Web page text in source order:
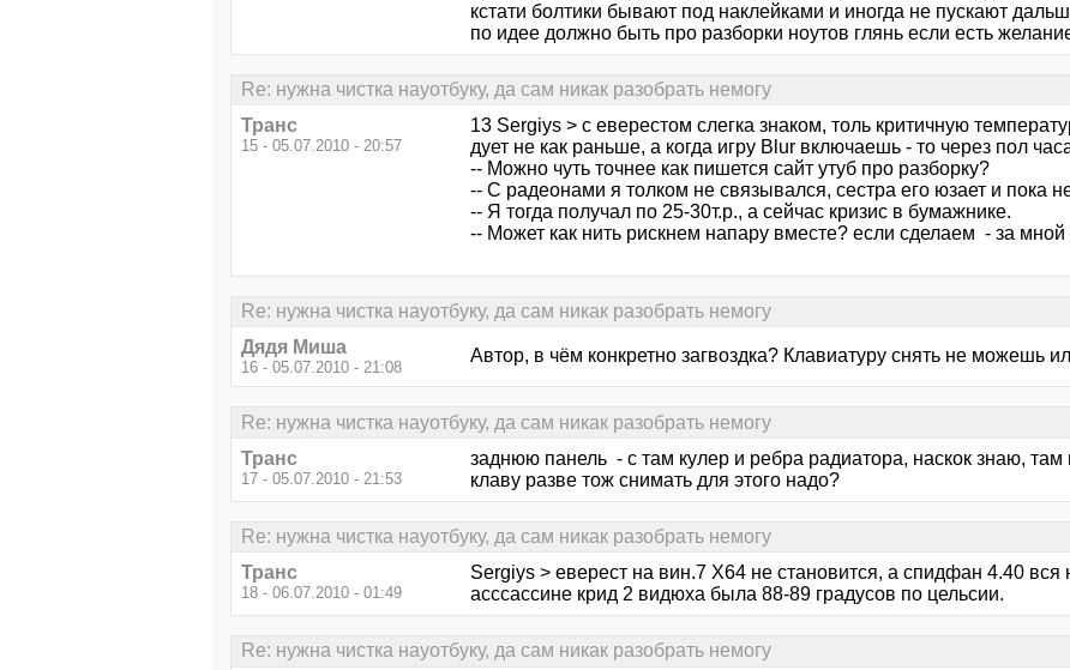
кстати болтики бывают под наклейками и иногда не пускают
по идее должно быть про разборки ноутов глянь если есть
Re: нужна чистка науотбуку, да сам никак разобрать немогу
Транс
15 - 05.07.2010 - 20:57
13 Sergiys > с еверестом слегка знаком, толь критичную
дует не как раньше, а когда игру Blur включаешь - то через пол
-- Можно чуть точнее как пишется сайт утуб про разборку?
-- С радеонами я толком не связывался, сестра его юзает и пока
-- Я тогда получал по 25-30т.р., а сейчас кризис в бумажнике.
-- Может как нить рискнем напару вместе? если сделаем - за мной
Re: нужна чистка науотбуку, да сам никак разобрать немогу
Дядя Миша
16 - 05.07.2010 - 21:08
Автор, в чём конкретно загвоздка? Клавиатуру снять не можешь
Re: нужна чистка науотбуку, да сам никак разобрать немогу
Транс
17 - 05.07.2010 - 21:53
заднюю панель - с там кулер и ребра радиатора, наскок знаю,
клаву разве тож снимать для этого надо?
Re: нужна чистка науотбуку, да сам никак разобрать немогу
Транс
18 - 06.07.2010 - 01:49
Sergiys > еверест на вин.7 Х64 не становится, а спидфан 4.40 вся
асссассине крид 2 видюха была 88-89 градусов по цельсии.
Re: нужна чистка науотбуку, да сам никак разобрать немогу